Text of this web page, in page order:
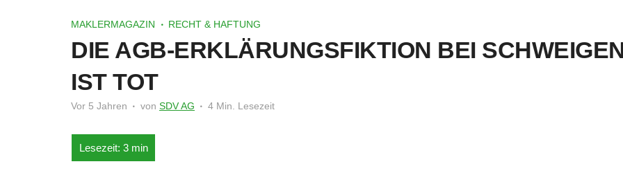
MAKLERMAGAZIN RECHT & HAFTUNG
DIE AGB-ERKLÄRUNGSFIKTION BEI
IST TOT
Vor 5 Jahren von SDV AG 4 Min. Lesezeit